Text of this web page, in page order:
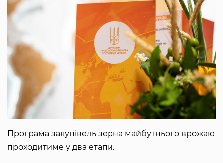
Програма закупівель зерна майбутнього врожаю
проходитиме у два етапи.